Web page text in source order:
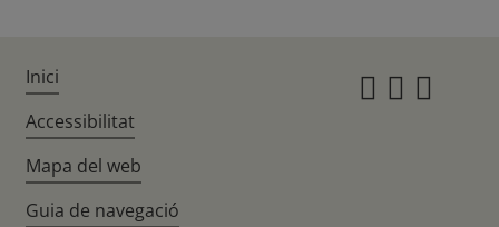
Inici
Accessibilitat
Mapa del web
Guia de navegació